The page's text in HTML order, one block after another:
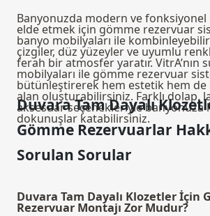
Banyonuzda modern ve
elde etmek için gömme rezervuar
banyo mobilyaları ile
çizgiler, düz yüzeyler ve uyumlu
ferah bir atmosfer yaratır. VitrA’nın
mobilyaları ile gömme rezervuar
bütünleştirerek hem estetik hem de
alan oluşturabilirsiniz. Farklı dolap,
aksesuar seçenekleriyle banyonuza
dokunuşlar katabilirsiniz.
Duvara Tam Dayalı
Gömme Rezervuarlar
Sorulan Sorular
Duvara Tam Dayalı Klozetler İçin
Rezervuar Montajı Zor Mudur?